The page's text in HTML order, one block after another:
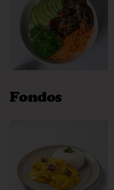
Fondos